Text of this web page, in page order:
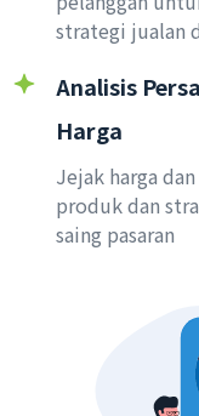
strategi jualan
Analisis
Harga
Jejak harga
produk dan
saing pasaran